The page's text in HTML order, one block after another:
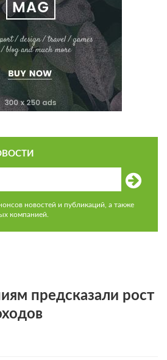
новостей и публикаций, а также
компанией.
предсказали рост